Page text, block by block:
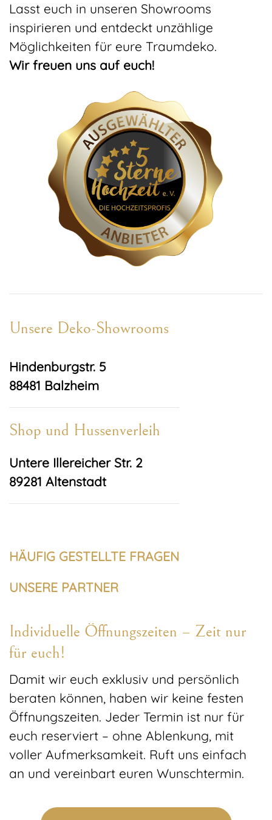
Lasst euch in unseren Showrooms
inspirieren und entdeckt unzählige
Möglichkeiten für eure Traumdeko.
Wir freuen uns auf euch!
Unsere Deko-Showrooms
Hindenburgstr. 5
88481 Balzheim
Shop und Hussenverleih
Untere Illereicher Str. 2
89281 Altenstadt
HÄUFIG GESTELLTE FRAGEN
UNSERE PARTNER
Individuelle Öffnungszeiten – Zeit nur
für euch!
Damit wir euch exklusiv und persönlich
beraten können, haben wir keine festen
Öffnungszeiten. Jeder Termin ist nur für
euch reserviert – ohne Ablenkung, mit
voller Aufmerksamkeit. Ruft uns einfach
an und vereinbart euren Wunschtermin.